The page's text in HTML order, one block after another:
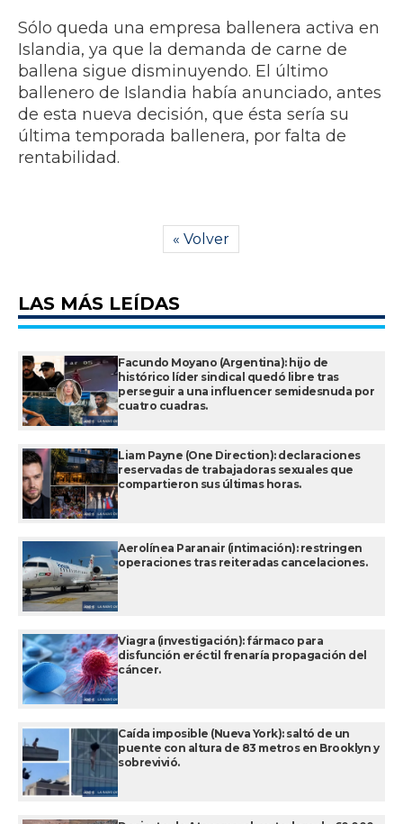
Sólo queda una empresa ballenera activa en
Islandia, ya que la demanda de carne de
ballena sigue disminuyendo. El último
ballenero de Islandia había anunciado, antes
de esta nueva decisión, que ésta sería su
última temporada ballenera, por falta de
rentabilidad.
« Volver
LAS MÁS LEÍDAS
Facundo Moyano (Argentina): hijo de
histórico líder sindical quedó libre tras
perseguir a una influencer semidesnuda por
cuatro cuadras.
Liam Payne (One Direction): declaraciones
reservadas de trabajadoras sexuales que
compartieron sus últimas horas.
Aerolínea Paranair (intimación): restringen
operaciones tras reiteradas cancelaciones.
Viagra (investigación): fármaco para
disfunción eréctil frenaría propagación del
cáncer.
Caída imposible (Nueva York): saltó de un
puente con altura de 83 metros en Brooklyn y
sobrevivió.